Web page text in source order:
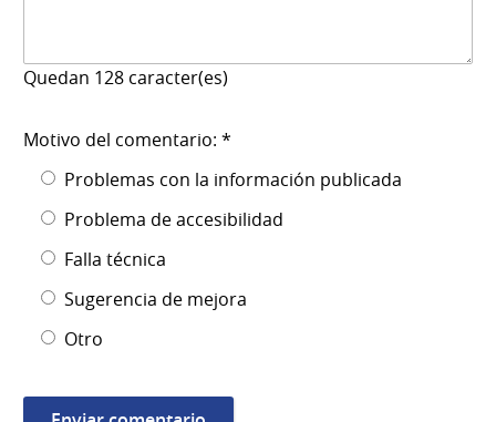
Quedan 128 caracter(es)
Motivo del comentario: *
Problemas con la información publicada
Problema de accesibilidad
Falla técnica
Sugerencia de mejora
Otro